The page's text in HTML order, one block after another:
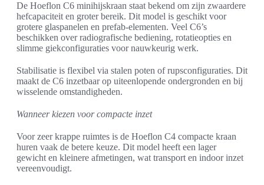
De Hoeflon C6 minihijskraan staat bekend om zijn zwaardere
hefcapaciteit en groter bereik. Dit model is geschikt voor
grotere glaspanelen en prefab-elementen. Veel C6’s
beschikken over radiografische bediening, rotatieopties en
slimme giekconfiguraties voor nauwkeurig werk.
Stabilisatie is flexibel via stalen poten of rupsconfiguraties. Dit
maakt de C6 inzetbaar op uiteenlopende ondergronden en bij
wisselende omstandigheden.
Wanneer kiezen voor compacte inzet
Voor zeer krappe ruimtes is de Hoeflon C4 compacte kraan
huren vaak de betere keuze. Dit model heeft een lager
gewicht en kleinere afmetingen, wat transport en indoor inzet
vereenvoudigt.